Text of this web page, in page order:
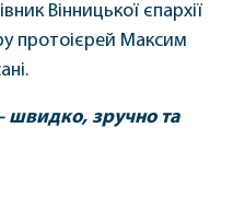
Вінницької єпархії
протоієрей Максим
зручно та